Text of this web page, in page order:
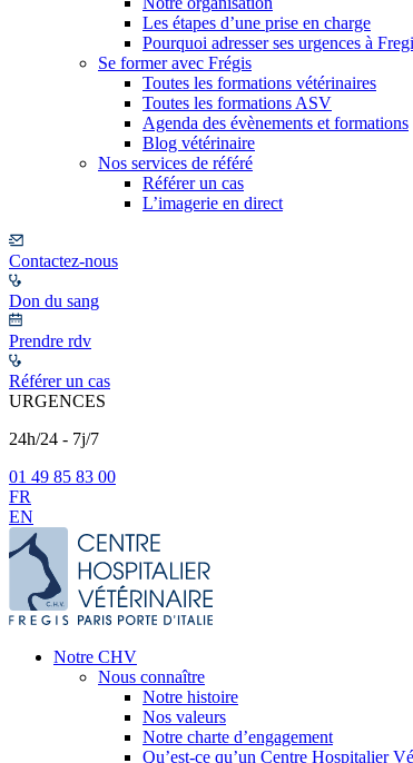
Les étapes d’une prise en charge
Pourquoi adresser ses urgences à
Se former avec Frégis
Toutes les formations vétérinaires
Toutes les formations ASV
Agenda des évènements et formations
Blog vétérinaire
Nos services de référé
Référer un cas
L’imagerie en direct
Contactez-nous
Don du sang
Prendre rdv
Référer un cas
URGENCES
24h/24 - 7j/7
01 49 85 83 00
FR
EN
Notre CHV
Nous connaître
Notre histoire
Nos valeurs
Notre charte d’engagement
Qu’est-ce qu’un Centre Hospitalier